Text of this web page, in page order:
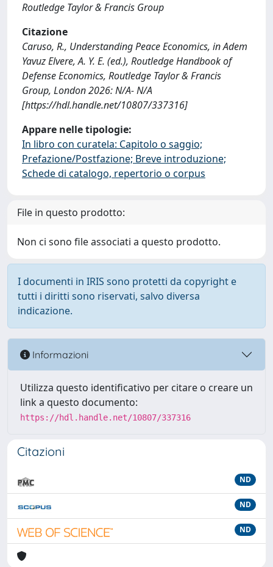
Routledge Taylor & Francis Group
Citazione
Caruso, R., Understanding Peace Economics, in Adem
Yavuz Elvere, A. Y. E. (ed.), Routledge Handbook of
Defense Economics, Routledge Taylor & Francis
Group, London 2026: N/A- N/A
[https://hdl.handle.net/10807/337316]
Appare nelle tipologie:
In libro con curatela: Capitolo o saggio;
Prefazione/Postfazione; Breve introduzione;
Schede di catalogo, repertorio o corpus
File in questo prodotto:
Non ci sono file associati a questo prodotto.
I documenti in IRIS sono protetti da copyright e
tutti i diritti sono riservati, salvo diversa
indicazione.
Informazioni
Utilizza questo identificativo per citare o creare un
link a questo documento:
https://hdl.handle.net/10807/337316
Citazioni
ND
ND
ND